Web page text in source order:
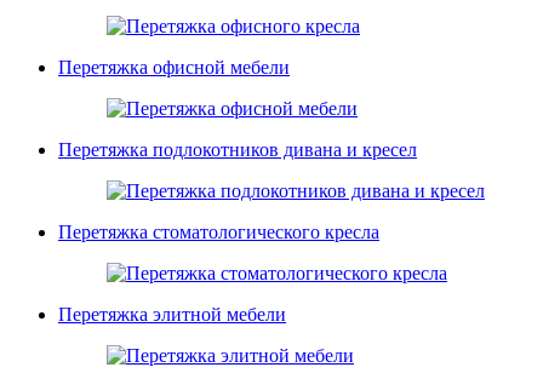
Перетяжка офисной мебели
Перетяжка подлокотников дивана и кресел
Перетяжка стоматологического кресла
Перетяжка элитной мебели